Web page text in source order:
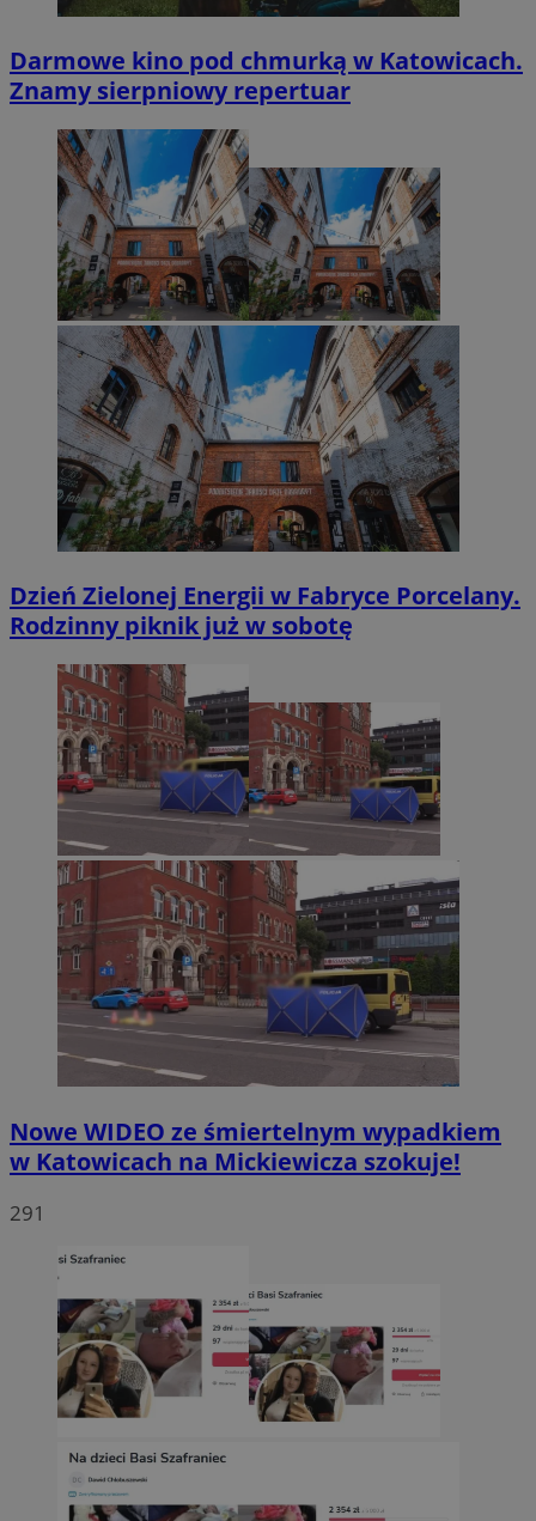
Darmowe kino pod chmurką w Katowicach.
Znamy sierpniowy repertuar
Dzień Zielonej Energii w Fabryce Porcelany.
Rodzinny piknik już w sobotę
Nowe WIDEO ze śmiertelnym wypadkiem
w Katowicach na Mickiewicza szokuje!
291